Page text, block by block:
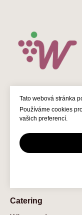
Tato webová stránka
Používáme cookies
vašich preferencí.
© 2022 Winedelivery.cz
Catering